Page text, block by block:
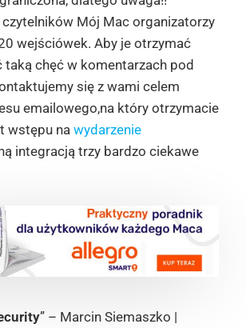
Mój Mac organizatorzy
wejściówek. Aby je otrzymać
taką chęć w komentarzach pod
się z wami celem
emailowego,na który otrzymacie
wstępu na wydarzenie
integracją trzy bardzo ciekawe
” – Marcin Siemaszko |